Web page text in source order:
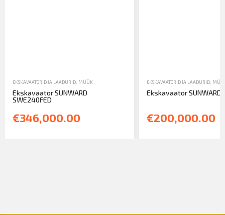
EKSKAVAATORID JA LAADURID MÜÜK
Ekskavaator SUNWARD
SWE240FED
€346,000.00
EKSKAVAATORID JA LAADURID,
Ekskavaator SUNWARD
€200,000.00